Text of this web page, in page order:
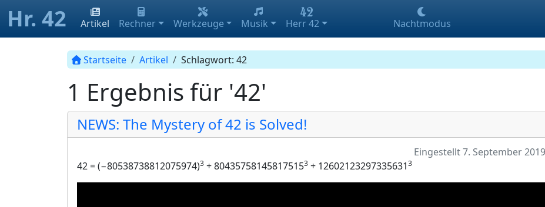
Hr. 42 Artikel Rechner Werkzeuge Musik Herr 42 Nachtmodus
Startseite Artikel Schlagwort: 42
1 Ergebnis für '42'
NEWS: The Mystery of 42 is Solved!
Eingestellt 7. September 2019
42 = (−80538738812075974)3 + 804357581458175153 + 126021232973356313